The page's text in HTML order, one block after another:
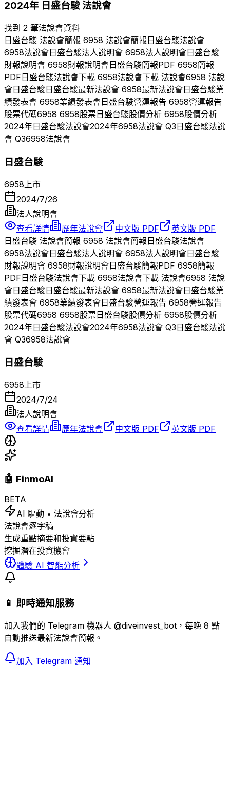
2024年 日盛台駿法說會
找到 2 筆法說會資料
日盛台駿 法說會簡報 6958 法說會簡報 日盛台駿法說會
6958法說會 日盛台駿法人說明會 6958法人說明會 日盛台駿
財報說明會 6958財報說明會 日盛台駿簡報PDF 6958簡報
PDF 日盛台駿法說會下載 6958法說會下載 法說會6958 法說
會 日盛台駿 日盛台駿最新法說會 6958最新法說會 日盛台駿業
績發表會 6958業績發表會 日盛台駿營運報告 6958營運報告
股票代碼6958 6958股票 日盛台駿股價分析 6958股價分析
2024年 日盛台駿法說會2024年6958法說會 Q3 日盛台駿法說
會 Q36958法說會
日盛台駿
6958 上市
2024/7/26
法人說明會
查看詳情
歷年法說會 中文版 PDF
英文版 PDF
日盛台駿 法說會簡報 6958 法說會簡報日盛台駿法說會
6958法說會日盛台駿法人說明會 6958法人說明會日盛台駿
財報說明會 6958財報說明會日盛台駿簡報PDF 6958簡報
PDF日盛台駿法說會下載 6958法說會下載 法說會6958 法說
會日盛台駿日盛台駿最新法說會 6958最新法說會日盛台駿業
績發表會 6958業績發表會日盛台駿營運報告 6958營運報告
股票代碼6958 6958股票日盛台駿股價分析 6958股價分析
2024年日盛台駿法說會2024年6958法說會 Q3日盛台駿法說
會 Q36958法說會
日盛台駿
6958 上市
2024/7/24
法人說明會
查看詳情
歷年法說會 中文版 PDF 英文版 PDF
🤖 FinmoAI
BETA
AI 驅動 • 法說會分析
法說會逐字稿
生成重點摘要和投資要點
挖掘潛在投資機會
體驗 AI 智能分析
📱 即時通知服務
加入我們的 Telegram 機器人 @diveinvest_bot，每晚 8 點
自動推送最新法說會簡報。
加入 Telegram 通知